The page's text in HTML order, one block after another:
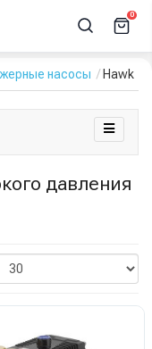
0
насосы Hawk
давления